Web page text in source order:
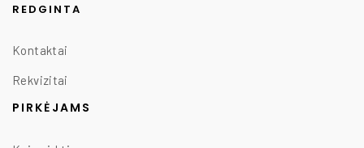
REDGINTA
Kontaktai
Rekvizitai
PIRKĖJAMS